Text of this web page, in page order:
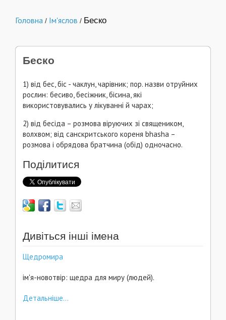
Головна / Ім'яслов / Беско
Беско
1) від бес, біс - чаклун, чарівник; пор. назви отруйних
рослин: бесиво, бесіжник, бісина, які
використовувались у лікуванні й чарах;
2) від бесіда – розмова віруючих зі священиком,
волхвом; від санскритського кореня bhasha –
розмова і обрядова братчина (обід) одночасно.
Поділитися
Дивіться інші імена
Щедромира
ім'я-новотвір: щедра для миру (людей).
Детальніше...